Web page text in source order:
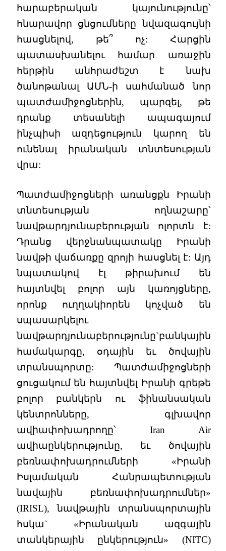
հարաբերական կայունությունը՝
հնարավոր ցնցումները նվազագույնի
հասցնելով, թե՞ ոչ: Հարցին
պատասխանելու համար առաջին
հերթին անհրաժեշտ է նախ
ծանոթանալ ԱՄՆ-ի սահմանած նոր
պատժամիջոցներին, պարզել, թե
դրանք տեսանելի ապագայում
ինչպիսի ազդեցություն կարող են
ունենալ իրանական տնտեսության
վրա:
Պատժամիջոցների առանցքն Իրանի
տնտեսության ողնաշարը՝
նավթարդյունաբերության ոլորտն է:
Դրանց վերջնանպատակը Իրանի
նավթի վաճառքը զրոյի հասցնել է: Այդ
նպատակով էլ թիրախում են
հայտնվել բոլոր այն կառոյցները,
որոնք ուղղակիորեն կոչված են
սպասարկելու
նավթարդյունաբերությունը`բանկային
համակարգը, օդային եւ ծովային
տրանսպորտը: Պատժամիջոցների
ցուցակում են հայտնվել Իրանի գրեթե
բոլոր բանկերն ու ֆինանսական
կենտրոնները, գլխավոր
ավիափոխադրողը՝ Iran Air
ավիաընկերությունը, եւ ծովային
բեռնափոխադրումների «Իրանի
Իսլամական Հանրապետության
նավային բեռնափոխադրումներ»
(IRISL), նավթային տրանսպորտային
հսկա` «Իրանական ազգային
տանկերային ընկերություն» (NITC)